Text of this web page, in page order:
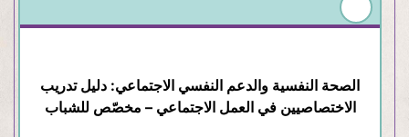
الصحة النفسية والدعم النفسي الاجتماعي: دليل تدريب
الاختصاصيين في العمل الاجتماعي – مخصّص للشباب